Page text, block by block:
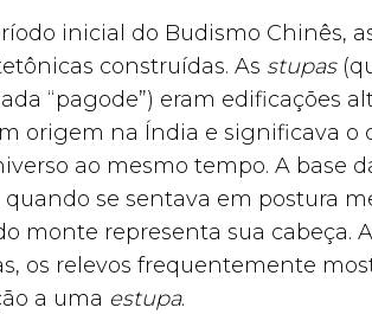
inicial do Budismo Chinês,
construídas. As stupas
“pagode”) eram edificações
origem na Índia e significava
ao mesmo tempo. A base
quando se sentava em postura
monte representa sua cabeça.
os relevos frequentemente
a uma estupa.